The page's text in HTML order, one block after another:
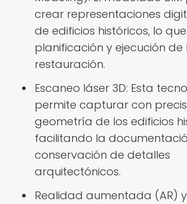
crear representaciones
de edificios históricos, lo
planificación y ejecución
restauración.
Escaneo láser 3D: Esta
permite capturar con
geometría de los edificios
facilitando la
conservación de detalles
arquitectónicos.
Realidad aumentada (AR)